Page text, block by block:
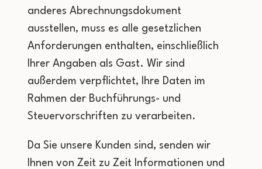
anderes Abrechnungsdokument
ausstellen, muss es alle gesetzlichen
Anforderungen enthalten, einschließlich
Ihrer Angaben als Gast. Wir sind
außerdem verpflichtet, Ihre Daten im
Rahmen der Buchführungs- und
Steuervorschriften zu verarbeiten.
Da Sie unsere Kunden sind, senden wir
Ihnen von Zeit zu Zeit Informationen und